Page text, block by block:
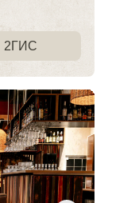
2ГИС